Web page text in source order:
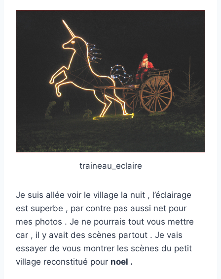
traineau_eclaire
Je suis allée voir le village la nuit , l’éclairage
est superbe , par contre pas aussi net pour
mes photos . Je ne pourrais tout vous mettre
car , il y avait des scènes partout . Je vais
essayer de vous montrer les scènes du petit
village reconstitué pour noel .